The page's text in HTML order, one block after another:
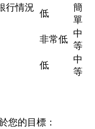
行情況
低
簡
單
非常低
中
等
低
中
等
您的目標：